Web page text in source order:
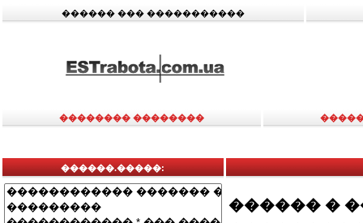
������ ��� �����������
�������� ��������
������.�����:
������ �